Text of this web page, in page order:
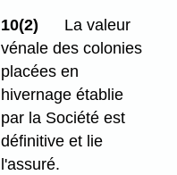
10(2)
La valeur
vénale des colonies
placées en
hivernage établie
par la Société est
définitive et lie
l'assuré.